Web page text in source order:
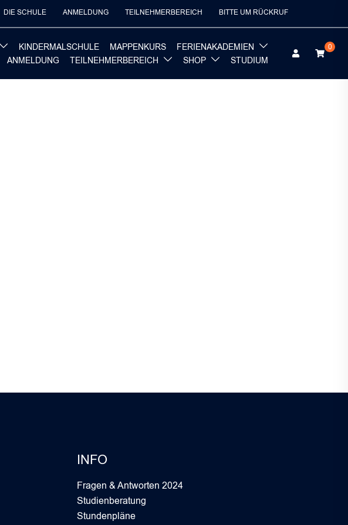
DIE SCHULE ANMELDUNG TEILNEHMERBEREICH BITTE UM RÜCKRUF
KINDERMALSCHULE MAPPENKURS
FERIENAKADEMIEN
ANMELDUNG TEILNEHMERBEREICH SHOP STUDIUM
0
INFO
Fragen & Antworten 2024
Studienberatung
Stundenpläne